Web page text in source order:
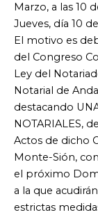
Marzo, a las 10
Jueves, día 10
El motivo es
del Congreso
Ley del
Notarial de
destacando
NOTARIALES,
Actos de dicho
Monte-Sión,
el próximo
a la que
estrictas